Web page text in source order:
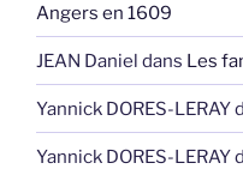
Angers en 1609
JEAN Daniel dans Les
Yannick DORES-LERAY
Yannick DORES-LERAY